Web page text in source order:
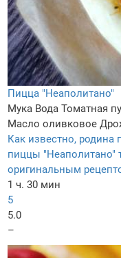
Пицца "Неаполитано"
Мука Вода Томатная
Масло оливковое
Как известно, родина
пиццы "Неаполитано"
оригинальным
1 ч. 30 мин
5
5.0
–